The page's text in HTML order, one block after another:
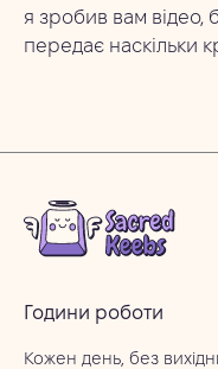
я зробив вам відео,
передає наскільки
Години роботи
Кожен день, без